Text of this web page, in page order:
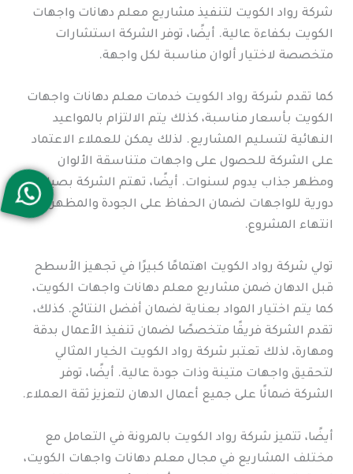
شركة رواد الكويت لتنفيذ مشاريع معلم دهانات واجهات
الكويت بكفاءة عالية. أيضًا، توفر الشركة استشارات
متخصصة لاختيار ألوان مناسبة لكل واجهة.
كما تقدم شركة رواد الكويت خدمات معلم دهانات واجهات
الكويت بأسعار مناسبة، كذلك يتم الالتزام بالمواعيد
النهائية لتسليم المشاريع. لذلك يمكن للعملاء الاعتماد
على الشركة للحصول على واجهات متناسقة الألوان
ومظهر جذاب يدوم لسنوات. أيضًا، تهتم الشركة بصيانة
دورية للواجهات لضمان الحفاظ على الجودة والمظهر بعد
انتهاء المشروع.
تولي شركة رواد الكويت اهتمامًا كبيرًا في تجهيز الأسطح
قبل الدهان ضمن مشاريع معلم دهانات واجهات الكويت،
كما يتم اختيار المواد بعناية لضمان أفضل النتائج. كذلك،
تقدم الشركة فريقًا متخصصًا لضمان تنفيذ الأعمال بدقة
ومهارة، لذلك تعتبر شركة رواد الكويت الخيار المثالي
لتحقيق واجهات متينة وذات جودة عالية. أيضًا، توفر
الشركة ضمانًا على جميع أعمال الدهان لتعزيز ثقة العملاء.
أيضًا، تتميز شركة رواد الكويت بالمرونة في التعامل مع
مختلف المشاريع في مجال معلم دهانات واجهات الكويت،